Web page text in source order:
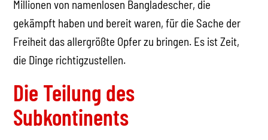
Millionen von namenlosen Bangladescher, die
gekämpft haben und bereit waren, für die Sache der
Freiheit das allergrößte Opfer zu bringen. Es ist Zeit,
die Dinge richtigzustellen.
Die Teilung des
Subkontinents